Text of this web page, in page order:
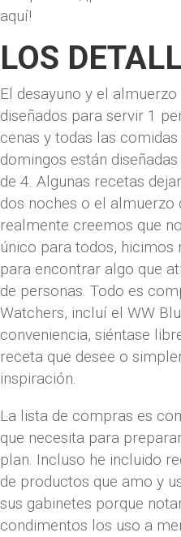
aquí!
LOS
El desayuno y el
diseñados para servir 1
cenas y todas las
domingos están
de 4. Algunas recetas
dos noches o el almuerzo
realmente creemos que
único para todos,
para encontrar algo que
de personas. Todo es
Watchers, incluí el WW
conveniencia, siéntase
receta que desee o
inspiración.
La lista de compras es
que necesita para
plan. Incluso he incluido
de productos que amo y
sus gabinetes porque
condimentos los uso a